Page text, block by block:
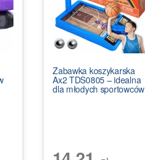
Zabawka koszykarska
Ax2 TDS0805 – idealna
dla młodych sportowców